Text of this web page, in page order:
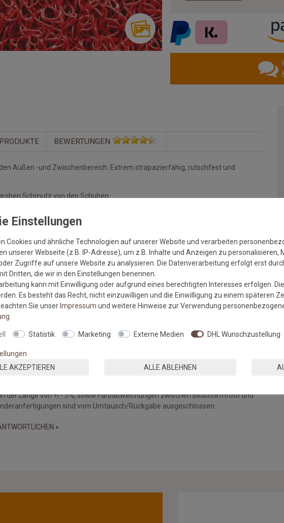
BEWERTUNGEN
Außen -und Zwischenbereich. Extrem strapazierfähig, rutschfest und
Schmutz von den Schuhen
aufgehoben, über eine Stange gehängt und ausgespritzt
Matte abgesaugt (bei trockenem Wetter mit Staubsauger, bei Nässe mit
Stück wären 6 laufende Meter.
Läufers ist jedoch variabel - bitte geben Sie in das Mengenfeld Ihre
Sie, dass bei Maßanfertigungen das Rückgaberecht nicht gegeben ist.
der Länge von +/- 5%, sowie Farbabweichungen zwischen Bildschirmfoto und
sind vom Umtausch/Rückgabe ausgeschlossen.
»
Cookies und ähnliche Technologien auf unserer Website und verarbeiten
unserer Webseite (z.B. IP-Adresse), um z.B. Inhalte und Anzeigen zu personalisieren,
Zugriffe auf unsere Website zu analysieren. Die Datenverarbeitung erfolgt erst
Dritten, die wir in den Einstellungen benennen.
kann mit Einwilligung oder aufgrund eines berechtigten Interesses erfolgen.
Es besteht das Recht, nicht einzuwilligen und die Einwilligung zu einem späteren
Sie unserImpressum und weitere Hinweise zur Verwendung
Statistik Marketing Externe Medien DHL Wunschzustellung
AKZEPTIEREN
ALLE ABLEHNEN